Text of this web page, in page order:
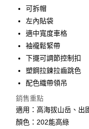
悠遊付
Google Pay
全盈+PAY
AFTEE先享後付
相關說明
【關於「AFTEE先享後付
便利好安心！
１．簡單：不需註冊會員
３．安心：先確認商品／
ATM付款
貨到付款
可拆帽
左內貼袋
適中寬度車格
袖襱鬆緊帶
下擺可調節控制扣
塑鋼拉鍊拉齒跳色
配色織帶領吊
銷售重點
適用：高海拔山岳、出
顏色：202能高綠